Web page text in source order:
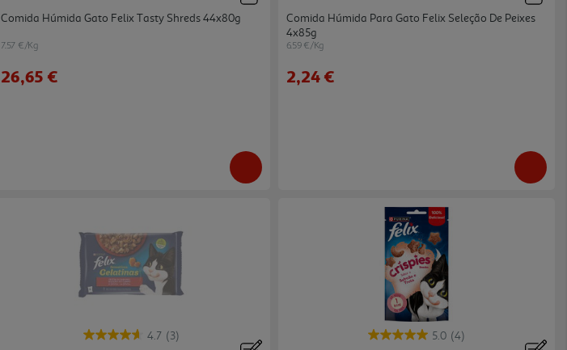
Comida Húmida Gato Felix Tasty Shreds 44x80g
7.57 €/Kg
26,65 €
Comida Húmida Para Gato Felix Seleção De Peixes
4x85g
6.59 €/Kg
2,24 €
4.7 (3) 5.0 (4)